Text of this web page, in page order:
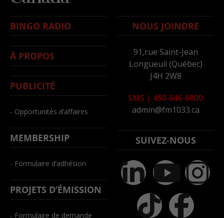
BINGO RADIO
À PROPOS
PUBLICITÉ
- Opportunités d’affaires
MEMBERSHIP
- Formulaire d’adhésion
PROJETS D’ÉMISSION
- Formulaire de demande
NOUS JOINDRE
91,rue Saint-Jean
Longueuil (Québec)
J4H 2W8
SMS | 450-646-6800
admin@fm1033.ca
SUIVEZ-NOUS